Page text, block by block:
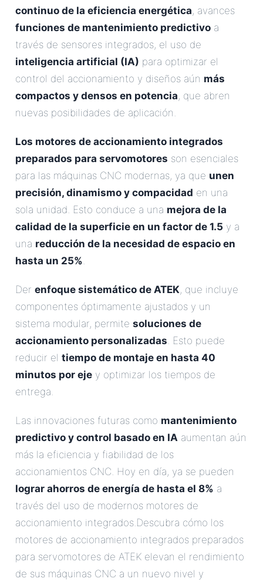
continuo de la eficiencia energética, avances
funciones de mantenimiento predictivo a
través de sensores integrados, el uso de
inteligencia artificial (IA) para optimizar el
control del accionamiento y diseños aún más
compactos y densos en potencia, que abren
nuevas posibilidades de aplicación.
Los motores de accionamiento integrados
preparados para servomotores son esenciales
para las máquinas CNC modernas, ya que unen
precisión, dinamismo y compacidad en una
sola unidad. Esto conduce a una mejora de la
calidad de la superficie en un factor de 1.5 y a
una reducción de la necesidad de espacio en
hasta un 25%.
Der enfoque sistemático de ATEK, que incluye
componentes óptimamente ajustados y un
sistema modular, permite soluciones de
accionamiento personalizadas. Esto puede
reducir el tiempo de montaje en hasta 40
minutos por eje y optimizar los tiempos de
entrega.
Las innovaciones futuras como mantenimiento
predictivo y control basado en IA aumentan aún
más la eficiencia y fiabilidad de los
accionamientos CNC. Hoy en día, ya se pueden
lograr ahorros de energía de hasta el 8% a
través del uso de modernos motores de
accionamiento integrados.Descubra cómo los
motores de accionamiento integrados preparados
para servomotores de ATEK elevan el rendimiento
de sus máquinas CNC a un nuevo nivel y